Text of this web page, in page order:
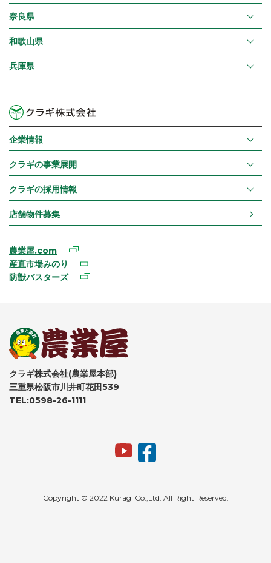
奈良県
和歌山県
兵庫県
企業情報
クラギの事業展開
クラギの採用情報
店舗物件募集
農業屋.com
産直市場みのり
防獣バスターズ
クラギ株式会社(農業屋本部)
三重県松阪市川井町花田539
TEL:0598-26-1111
Copyright © 2022 Kuragi Co.,Ltd. All Right Reserved.